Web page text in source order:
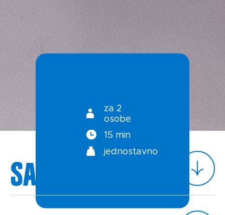
Uvjeti korištenja
za 2
osobe
15 min
jednostavno
Sastojci